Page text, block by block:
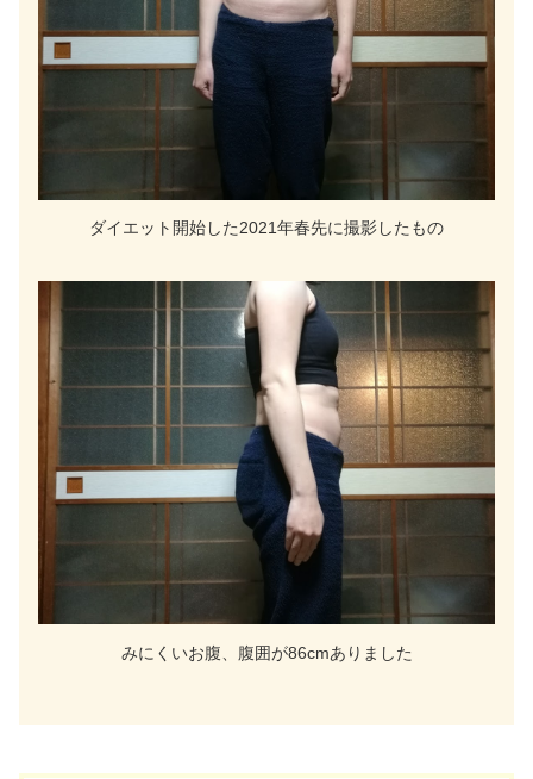
ダイエット開始した2021年春先に撮影したもの
みにくいお腹、腹囲が86cmありました